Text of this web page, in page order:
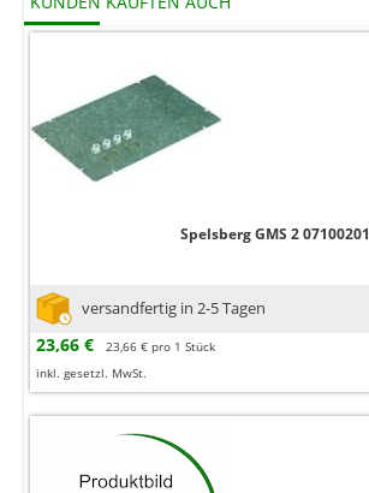
Spelsberg GMS 2 07100201
versandfertig in 2-5 Tagen
23,66 €
23,66 € pro 1 Stück
inkl. gesetzl. MwSt.